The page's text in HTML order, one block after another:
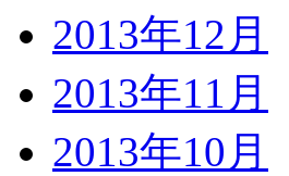
2013年12月
2013年11月
2013年10月